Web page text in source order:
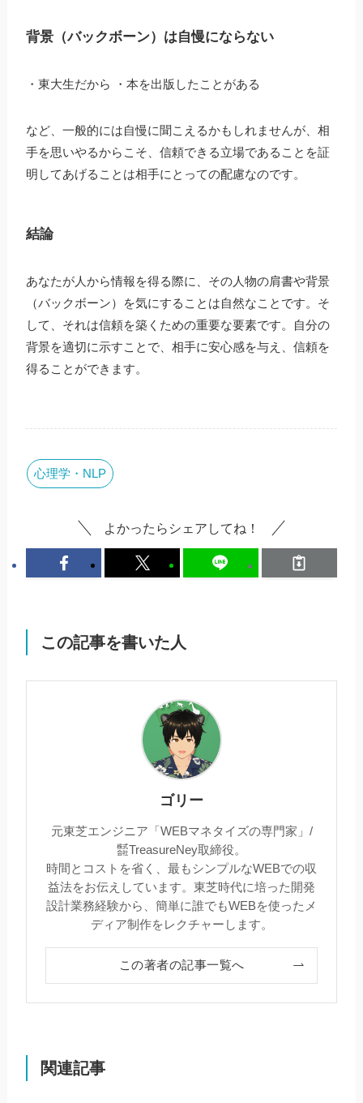
背景（バックボーン）は自慢にならない
・東大生だから ・本を出版したことがある
など、一般的には自慢に聞こえるかもしれませんが、相
手を思いやるからこそ、信頼できる立場であることを証
明してあげることは相手にとっての配慮なのです。
結論
あなたが人から情報を得る際に、その人物の肩書や背景
（バックボーン）を気にすることは自然なことです。そ
して、それは信頼を築くための重要な要素です。自分の
背景を適切に示すことで、相手に安心感を与え、信頼を
得ることができます。
心理学・NLP
よかったらシェアしてね！
この記事を書いた人
ゴリー
元東芝エンジニア「WEBマネタイズの専門家」/
㍿TreasureNey取締役。
時間とコストを省く、最もシンプルなWEBでの収
益法をお伝えしています。東芝時代に培った開発
設計業務経験から、簡単に誰でもWEBを使ったメ
ディア制作をレクチャーします。
この著者の記事一覧へ
関連記事